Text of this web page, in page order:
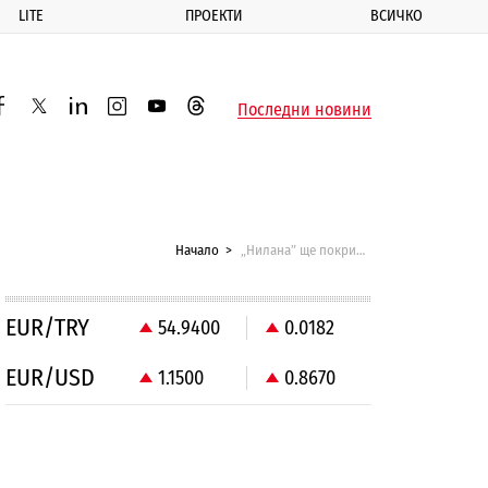
LITE ПРОЕКТИ ВСИЧКО
twitterlinkedininstagram
youtubethreadsПоследни новини
Начало „Нилана” ще покрива дълга на „Хлебни изделия”
EUR/TRY 54.9400 0.0182
EUR/USD 1.1500 0.8670